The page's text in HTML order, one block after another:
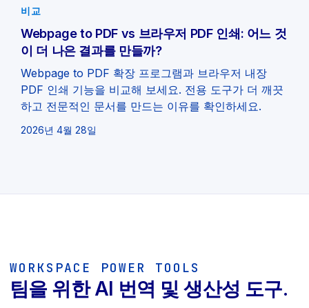
비교
Webpage to PDF vs 브라우저 PDF 인쇄: 어느 것
이 더 나은 결과를 만들까?
Webpage to PDF 확장 프로그램과 브라우저 내장
PDF 인쇄 기능을 비교해 보세요. 전용 도구가 더 깨끗
하고 전문적인 문서를 만드는 이유를 확인하세요.
2026년 4월 28일
WORKSPACE POWER TOOLS
팀을 위한 AI 번역 및 생산성 도구.